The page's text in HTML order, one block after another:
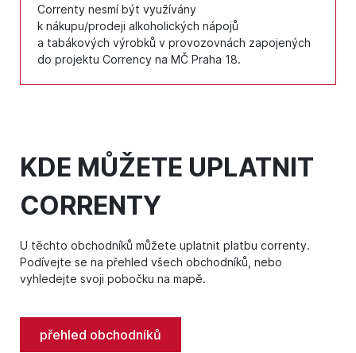
Correnty nesmí být využívány
k nákupu/prodeji alkoholických nápojů
a tabákových výrobků v provozovnách zapojených
do projektu Corrency na MČ Praha 18.
KDE MŮŽETE UPLATNIT
CORRENTY
U těchto obchodníků můžete uplatnit platbu correnty.
Podívejte se na přehled všech obchodníků, nebo
vyhledejte svoji pobočku na mapě.
přehled obchodníků